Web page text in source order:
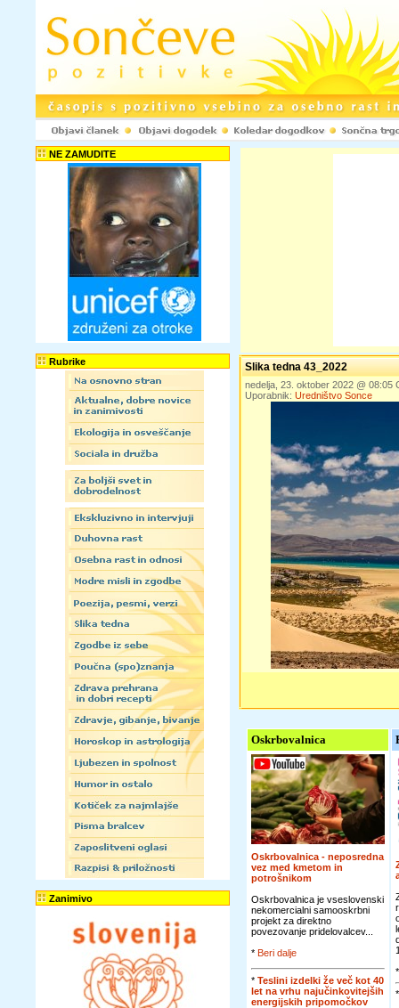
NE ZAMUDITE
Rubrike
Zanimivo
Slika tedna 43_2022
nedelja, 23. oktober 2022 @ 08:05
Uporabnik: Uredništvo Sonce
Oskrbovalnica
Oskrbovalnica - neposredna
vez med kmetom in
potrošnikom
Oskrbovalnica je vseslovenski
nekomercialni samooskrbni
projekt za direktno
povezovanje pridelovalcev...
* Beri dalje
* Teslini izdelki že več kot 40
let na vrhu najučinkovitejših
energijskih pripomočkov